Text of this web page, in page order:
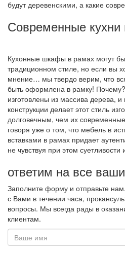
будут деревенскими, а какие
Современные кухни
Кухонные шкафы в рамах могут
традиционном стиле, но если вы
мнение… мы твердо верим, что
быть оформлена в рамку!
изготовлены из массива дерева,
конструкции делает этот стиль
долговечным, чем их
говоря уже о том, что мебель в
вставками в рамах придает
не чувствуя при этом
ответим на все
Заполните форму и отправьте
с Вами в течении часа,
вопросы. Мы всегда рады в
клиентам.